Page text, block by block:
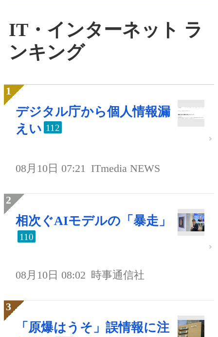
IT・インターネット ラ
ンキング
デジタル庁から個人情報漏
えい 112
08月10日 07:21 ITmedia NEWS
相次ぐAIモデルの「暴走」
110
08月10日 08:02 時事通信社
「原爆はうそ」誤情報に注